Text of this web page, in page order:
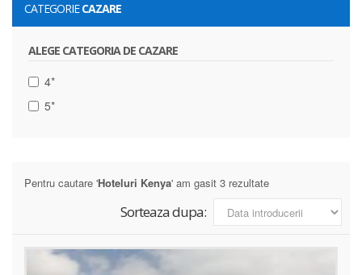
CATEGORIECAZARE
ALEGE CATEGORIA DE CAZARE
4*
5*
Pentru cautare 'Hoteluri Kenya' am gasit 3 rezultate
Sorteaza dupa: